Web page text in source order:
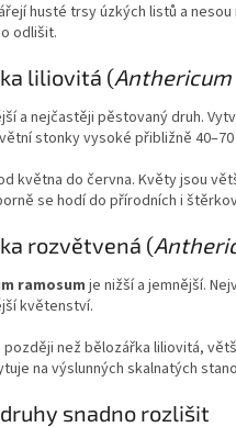
husté trsy úzkých listů a
odlišit.
liliovitá (
a nejčastěji pěstovaný druh.
stonky vysoké přibližně 40–70
května do června. Květy jsou
se hodí do přírodních i
rozvětvená (
ramosum je nižší a jemnější.
květenství.
než bělozářka liliovitá,
na výslunných skalnatých
druhy snadno rozlišit